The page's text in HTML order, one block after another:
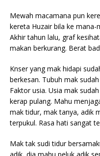
Mewah macamana pun
kereta Huzair bila ke mana-
Akhir tahun lalu, graf
makan berkurang. Berat
Knser yang mak hidapi
berkesan. Tubuh mak
Faktor usia. Usia mak
kerap pulang. Mahu
mak tidur, mak tanya, adik
terpukul. Rasa hati sangat
Mak tak sudi tidur
adik, dia mahu peluk adik